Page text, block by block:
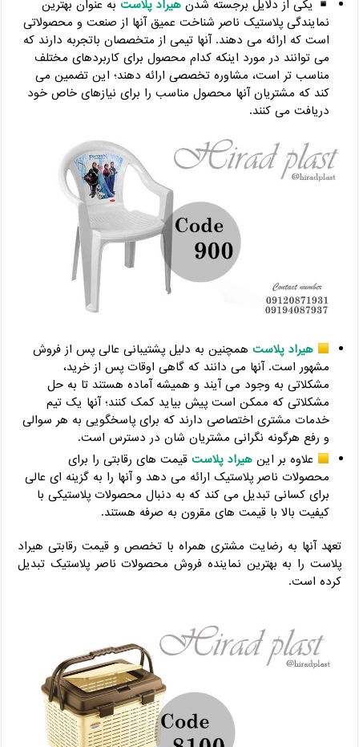
یکی از دلایل برجسته شدنهیراد پلاست به عنوان بهترین
نمایندگی پلاستیک ناصر شناخت عمیق آنها از صنعت و محصولاتی
است که ارائه می دهند. آنها تیمی از متخصصان باتجربه دارند که
می توانند در مورد اینکه کدام محصول برای کاربردهای مختلف
مناسب تر است، مشاوره تخصصی ارائه دهند؛ این تضمین می
کند که مشتریان آنها محصول مناسب را برای نیازهای خاص خود
دریافت می کنند.
هیراد پلاست همچنین به دلیل پشتیبانی عالی پس از فروش
مشهور است. آنها می‌ دانند که گاهی اوقات پس از خرید،
مشکلاتی به وجود می‌ آیند و همیشه آماده هستند تا به حل
مشکلاتی که ممکن است پیش بیاید کمک کنند؛ آنها یک تیم
خدمات مشتری اختصاصی دارند که برای پاسخگویی به هر سوالی
و رفع هرگونه نگرانی مشتریان شان در دسترس است.
علاوه بر اینهیراد پلاست قیمت های رقابتی را برای
محصولات ناصر پلاستیک ارائه می دهد و آنها را به گزینه ای عالی
برای کسانی تبدیل می کند که به دنبال محصولات پلاستیکی با
کیفیت بالا با قیمت های مقرون به صرفه هستند.
تعهد آنها به رضایت مشتری همراه با تخصص و قیمت رقابتی هیراد
پلاست را به بهترین نماینده فروش محصولات ناصر پلاستیک تبدیل
کرده است.